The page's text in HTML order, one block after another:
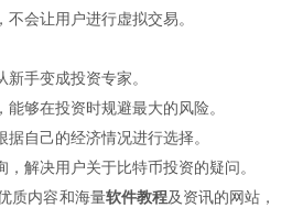
会让用户进行虚拟交易。
手变成投资专家。
够在投资时规避最大的风险。
自己的经济情况进行选择。
解决用户关于比特币投资的疑问。
质内容和海量软件教程及资讯的网站，